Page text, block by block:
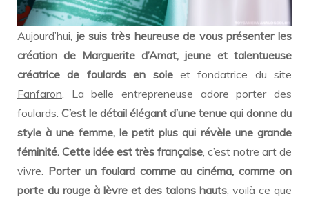
Aujourd’hui, je suis très heureuse de vous présenter les
création de Marguerite d’Amat, jeune et talentueuse
créatrice de foulards en soieet fondatrice du site
Fanfaron . La belle entrepreneuse adore porter des
foulards. C’est le détail élégant d’une tenue qui donne du
style à une femme, le petit plus qui révèle une grande
féminité. Cette idée est très française , c’est notre art de
vivre. Porter un foulard comme au cinéma, comme on
porte du rouge à lèvre et des talons hauts , voilà ce que